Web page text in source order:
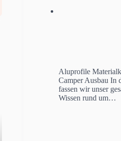
Aluprofile
Camper Ausbau In
fassen wir unser
Wissen rund um…